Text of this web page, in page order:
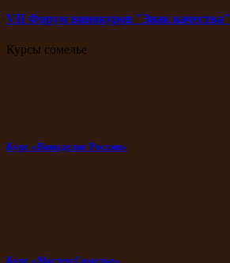
VII Форум винокуров "Знак качества"
Курсы сомелье
Курс «Виноделие России»
Курс «Мастер Сомелье»